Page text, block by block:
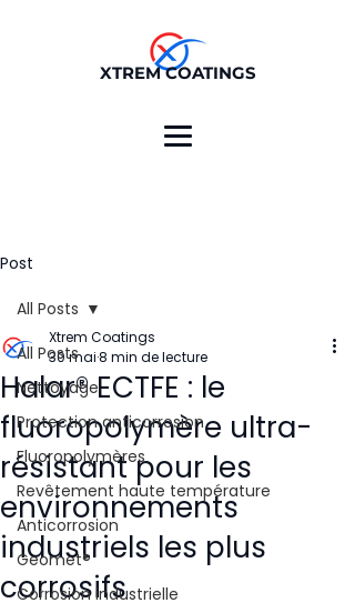
XTREM COATINGS
Post
All Posts
Nettoyage
Protection anticorrosion
Fluoropolymères
Revêtement haute température
Anticorrosion
Geomet®
Corrosion industrielle
All Posts
Halar® ECTFE : le
fluoropolymère ultra-
résistant pour les
environnements
industriels les plus
corrosifs
Xtrem Coatings
30 mai8 min de lecture